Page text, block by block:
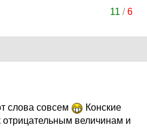
11 /6
слова совсем
Конские
отрицательным величинам и